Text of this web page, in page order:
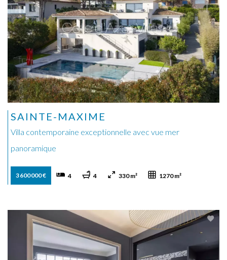
SAINTE-MAXIME
Villa contemporaine exceptionnelle avec vue mer
panoramique
3 600 000 € 4 4 330 m² 1270 m²